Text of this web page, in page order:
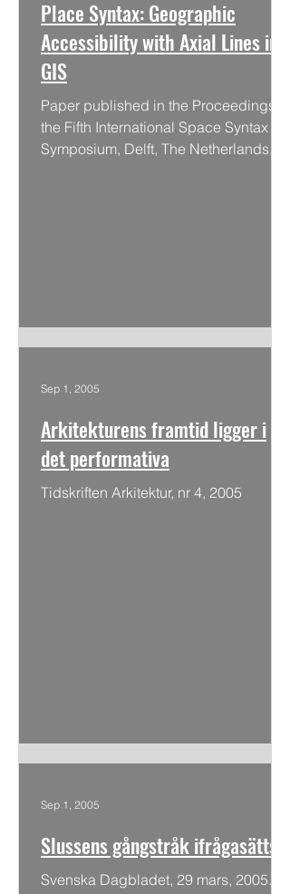
Place Syntax: Geographic
Accessibility with Axial Lines in
GIS
Paper published in the Proceedings of
the Fifth International Space Syntax
Symposium, Delft, The Netherlands,
Arkitekturens framtid ligger i
det performativa
Tidskriften Arkitektur, nr 4, 2005
Sep 1, 2005
Slussens gångstråk ifrågasätts
Svenska Dagbladet, 29 mars, 2005.
Sep 1, 2005